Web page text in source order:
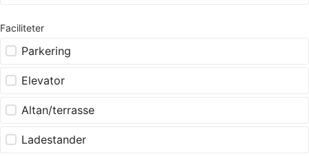
Faciliteter
Parkering
Elevator
Altan/terrasse
Ladestander